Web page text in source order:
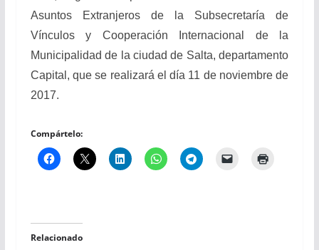
Asuntos Extranjeros de la Subsecretaría de
Vínculos y Cooperación Internacional de la
Municipalidad de la ciudad de Salta, departamento
Capital, que se realizará el día 11 de noviembre de
2017.
Compártelo:
Relacionado